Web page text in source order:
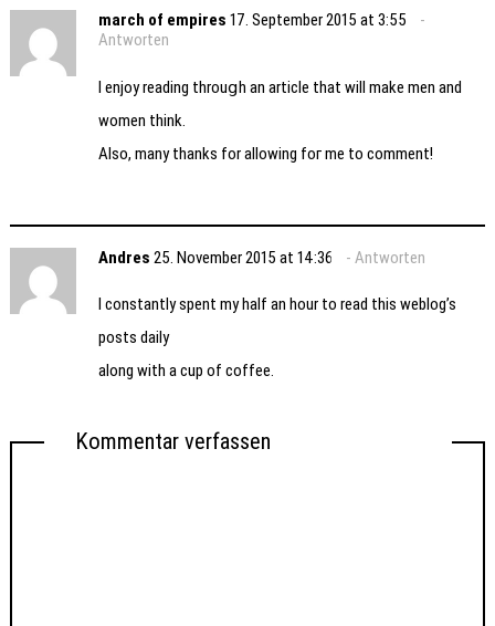
march of empires 17. September 2015 at 3:55
Antworten
I enjoy reading throuցh an article that will make men and
women think.
Also, many thankѕ for allowing foг me to comment!
Andres 25. November 2015 at 14:36 Antworten
I constantly spent my half an hour to read this weblog’s
posts daily
along with a cup of coffee.
Kommentar verfassen